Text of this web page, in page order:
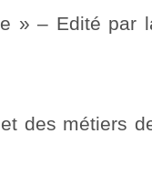
» – Edité par
des métiers